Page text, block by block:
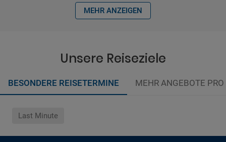
MEHR ANZEIGEN
Unsere Reiseziele
BESONDERE REISETERMINE MEHR ANGEBOTE
Last Minute